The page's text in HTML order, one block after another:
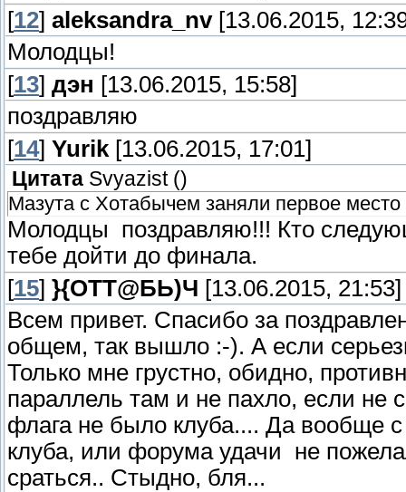
[12] aleksandra_nv[13.06.2015,
Молодцы!
[13] дэн [13.06.2015, 15:58]
поздравляю
[14] Yurik [13.06.2015, 17:01]
Цитата Svyazist()
Мазута с Хотабычем заняли первое место
Молодцы поздравляю!!! Кто
тебе дойти до финала.
[15] }{ОТТ@БЬ)Ч [13.06.2015, 21:53]
Всем привет. Спасибо за
общем, так вышло :-). А если
Только мне грустно, обидно,
параллель там и не пахло, если не
флага не было клуба.... Да вообще
клуба, или форума удачи не
сраться.. Стыдно, бля...